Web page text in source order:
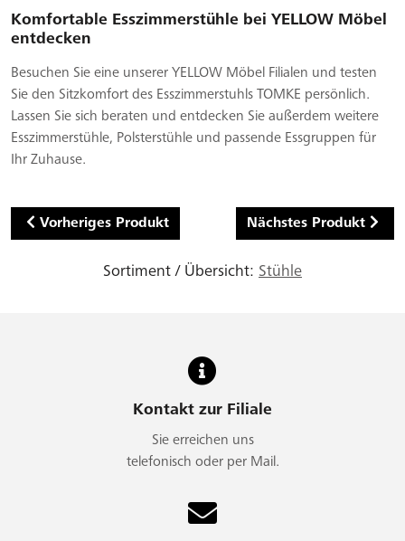
Komfortable Esszimmerstühle bei YELLOW Möbel
entdecken
Besuchen Sie eine unserer YELLOW Möbel Filialen und testen
Sie den Sitzkomfort des Esszimmerstuhls TOMKE persönlich.
Lassen Sie sich beraten und entdecken Sie außerdem weitere
Esszimmerstühle, Polsterstühle und passende Essgruppen für
Ihr Zuhause.
Vorheriges Produkt Nächstes Produkt
Sortiment / Übersicht: Stühle
Kontakt zur Filiale
Sie erreichen uns
telefonisch oder per Mail.